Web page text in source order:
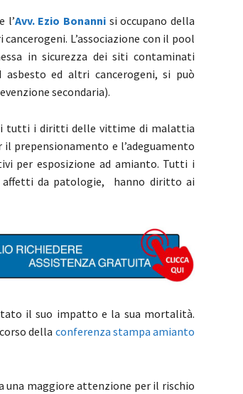
e l’Avv. Ezio Bonannisi occupano della
L’associazione con il pool
in sicurezza dei siti contaminati
asbesto ed altri cancerogeni, si può
secondaria).
tutti i diritti delle vittime di malattia
prepensionamento e l’adeguamento
per esposizione ad amianto. Tutti i
affetti da patologie, hanno diritto ai
il suo impatto e la sua mortalità.
della conferenza stampa amianto
una maggiore attenzione per il rischio